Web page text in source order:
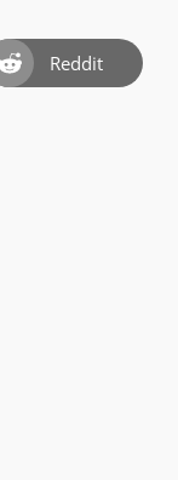
Reddit